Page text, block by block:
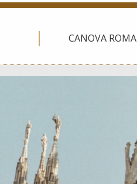
CANOVA ROMA